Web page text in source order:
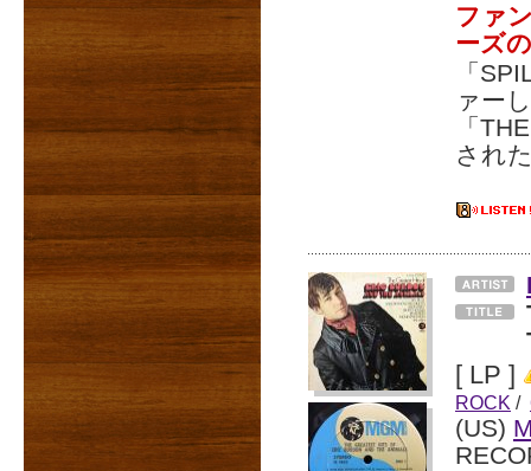
ファ
ーズ
「
ァー
「
され
[ LP ]
ROCK /
(US)